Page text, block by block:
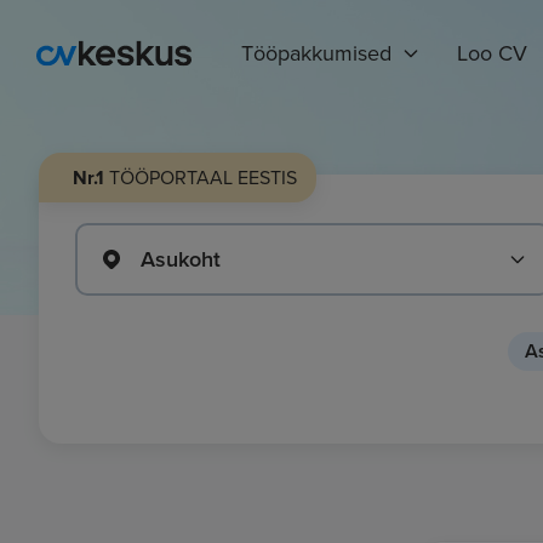
Tööpakkumised Loo CV
Nr.1 TÖÖPORTAAL EESTIS
Asukoht